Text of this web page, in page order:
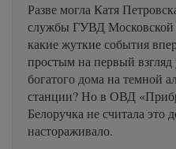
Разве могла Катя
службы ГУВД Московской
какие жуткие события
простым на первый
богатого дома на темной
станции? Но в ОВД
Белоручка не считала это
настораживало.